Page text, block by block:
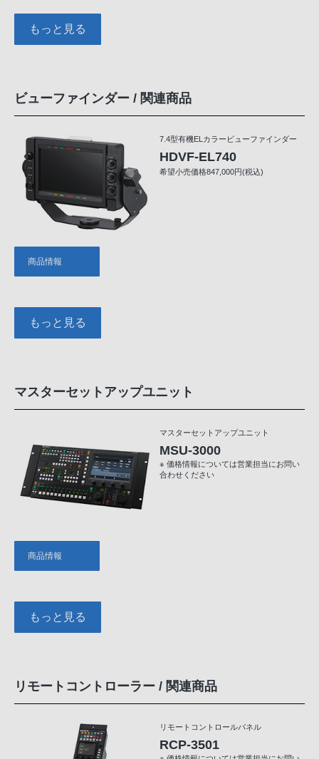
もっと見る
ビューファインダー / 関連商品
7.4型有機ELカラービューファインダー
HDVF-EL740
希望小売価格847,000円(税込)
商品情報
もっと見る
マスターセットアップユニット
マスターセットアップユニット
MSU-3000
※ 価格情報については営業担当にお問い
合わせください
商品情報
もっと見る
リモートコントローラー / 関連商品
リモートコントロールパネル
RCP-3501